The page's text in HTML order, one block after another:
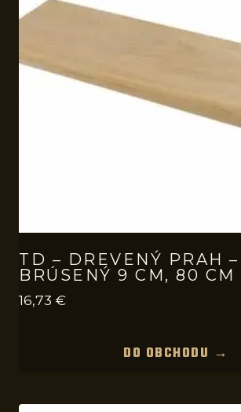
TD – DREVENÝ PRAH
BRÚSENÝ 9 CM, 80 CM
16,73 €
DO OBCHODU →